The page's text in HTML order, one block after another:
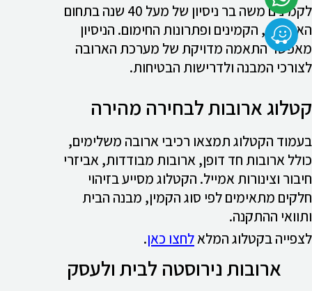
לקמינים משה בר ניסיון של מעל 40 שנה בתחום
הארובות, הקמינים ופתרונות החימום. הניסיון
מאפשר התאמה מדויקת של מערכת הארובה
לצורכי המבנה ולדרישות הבטיחות.
קטלוג ארובות לבחירה מהירה
בעמוד הקטלוג תמצאו רכיבי ארובה משלימים,
כולל ארובות חד דופן, ארובות מבודדות, אביזרי
חיבור וצינורות אמייל. הקטלוג מסייע בזיהוי
חלקים מתאימים לפי סוג הקמין, מבנה הבית
ותוואי ההתקנה.
לצפייה בקטלוג המלאלחצו כאן.
ארובות נירוסטה לבית ולעסק